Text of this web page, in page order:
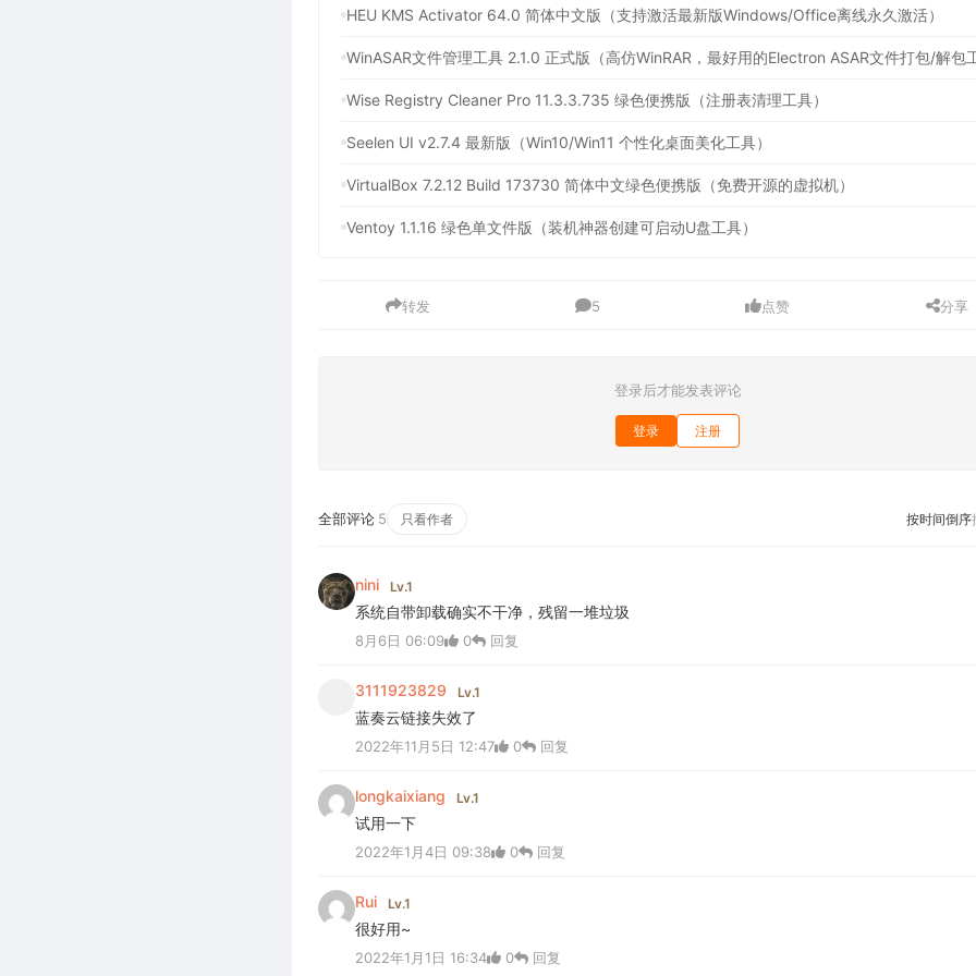
HEU KMS Activator 64.0 简体中文版（支持激活最新版Windows/Office离线永久激活）
Wise Registry Cleaner Pro 11.3.3.735 绿色便携版（注册表清理工具）
Seelen UI v2.7.4 最新版（Win10/Win11 个性化桌面美化工具）
VirtualBox 7.2.12 Build 173730 简体中文绿色便携版（免费开源的虚拟机）
Ventoy 1.1.16 绿色单文件版（装机神器创建可启动U盘工具）
转发 5 点赞 分享
登录后才能发表评论
登录 注册
全部评论 5 只看作者 按时间倒序
nini Lv.1
系统自带卸载确实不干净，残留一堆垃圾
8月6日 06:09 0 回复
3111923829 Lv.1
蓝奏云链接失效了
2022年11月5日 12:47 0 回复
longkaixiang Lv.1
试用一下
2022年1月4日 09:38 0 回复
Rui Lv.1
很好用~
2022年1月1日 16:34 0 回复